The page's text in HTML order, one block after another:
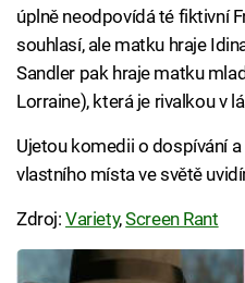
úplně neodpovídá té fiktivní
souhlasí, ale matku hraje
Sandler pak hraje matku
Lorraine), která je rivalkou v
Ujetou komedii o dospívání
vlastního místa ve světě
Zdroj:Variety,Screen Rant